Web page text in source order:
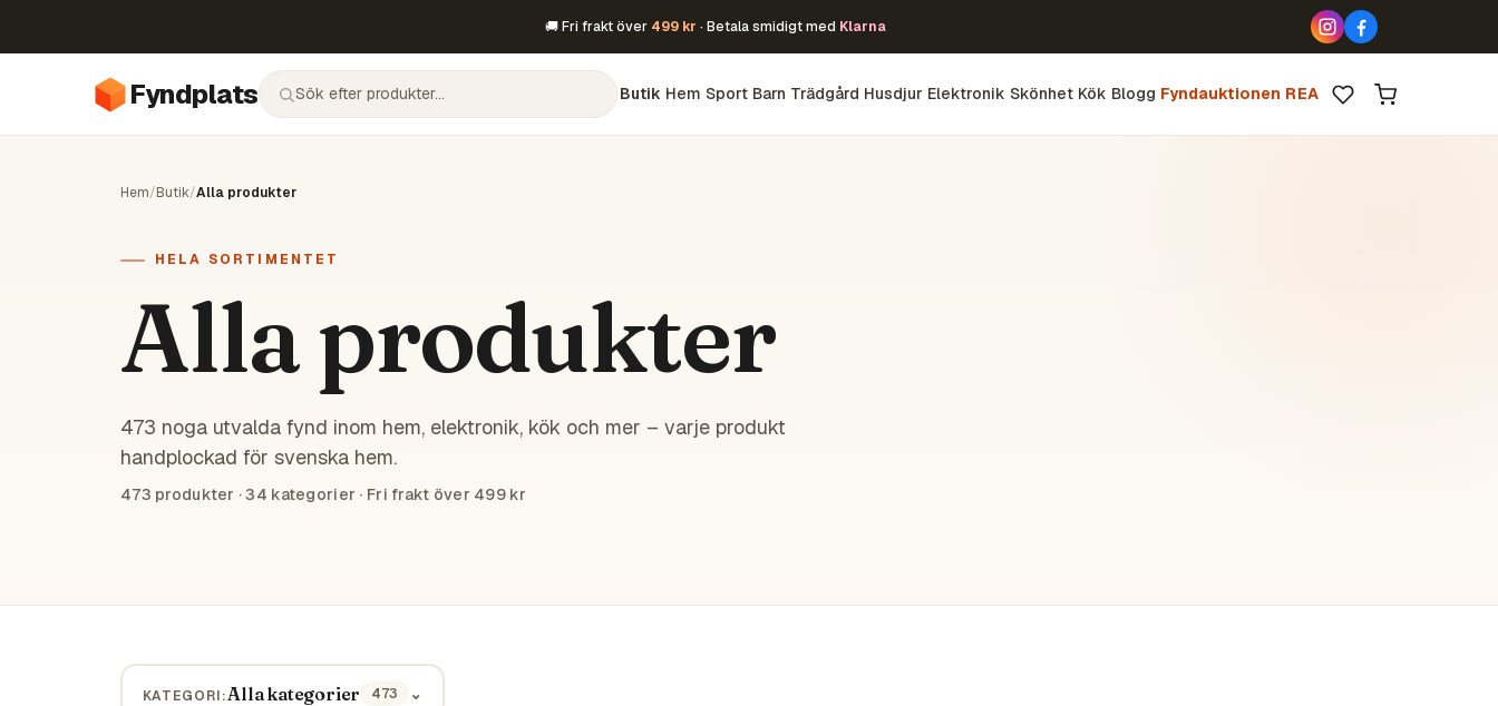
🚚 Fri frakt över 499 kr · Betala smidigt med Klarna
Fyndplats Butik Hem Sport Barn Trädgård Husdjur Elektronik Skönhet Kök Blogg Fyndauktionen REA
Hem/Butik/Alla produkter
HELA SORTIMENTET
Alla produkter
473 noga utvalda fynd inom hem, elektronik, kök och mer – varje produkt
handplockad för svenska hem.
473 produkter ·34 kategorier · Fri frakt över 499 kr
KATEGORI:Alla kategorier 473 ⌄